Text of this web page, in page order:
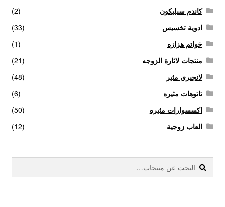
كاندم سيليكون
(2)
ادوية تخسيس
(33)
خواتم هزازه
(1)
منتجات لاثارة الزوجه
(21)
لانجيري مثير
(48)
تاتوهات مثيره
(6)
اكسسوارات مثيره
(50)
العاب زوجية
(12)
البحث
عن:
بحث